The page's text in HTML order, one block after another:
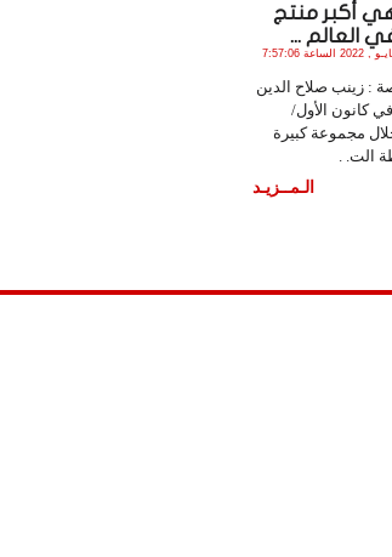
هي أكبر منتج
العالم ...
الأثنين , 16 مـايـو , 2022 الساعة 7:57:06
: زينب صلاح الدين
في كانون الأول/
مجموعة كبيرة
الت. .
الـمــزيـد